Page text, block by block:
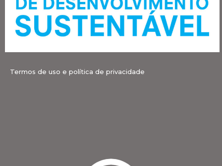
Termos de uso e política de privacidade